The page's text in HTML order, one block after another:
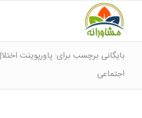
بایگانی برچسب برای: پاورپوینت
اجتماعی